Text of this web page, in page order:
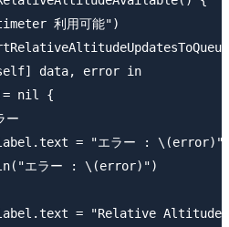
利用可能")
data, error in
nil {
ー
= "エラー : \(error)"
エラー : \(error)")
= "Relative